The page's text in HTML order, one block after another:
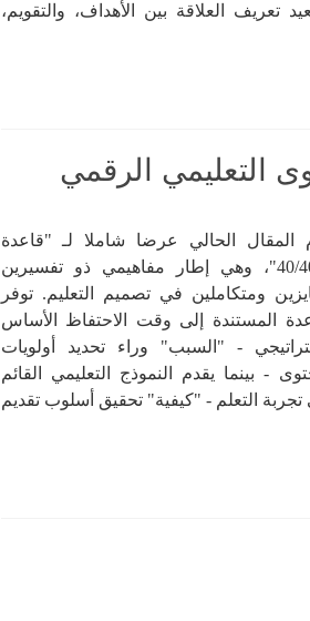
العلاقة بين الأهداف، والتقويم،
المقال الحالي عرضا شاملا لـ "قاعدة
40/40/40"، وهي إطار مفاهيمي ذو تفسيرين
ومتكاملين في تصميم التعليم. توفر
المستندة إلى وقت الاحتفاظ الأساس
- "السبب" وراء تحديد أولويات
- بينما يقدم النموذج التعليمي القائم
تجربة التعلم - "كيفية" تحقيق أسلوب تقديم